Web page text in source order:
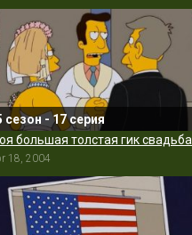
сезон - 17 серия
большая толстая гик свадьба
18, 2004